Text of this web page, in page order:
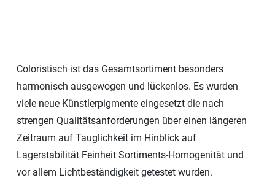
Coloristisch ist das Gesamtsortiment besonders
harmonisch ausgewogen und lückenlos. Es wurden
viele neue Künstlerpigmente eingesetzt die nach
strengen Qualitätsanforderungen über einen längeren
Zeitraum auf Tauglichkeit im Hinblick auf
Lagerstabilität Feinheit Sortiments-Homogenität und
vor allem Lichtbeständigkeit getestet wurden.